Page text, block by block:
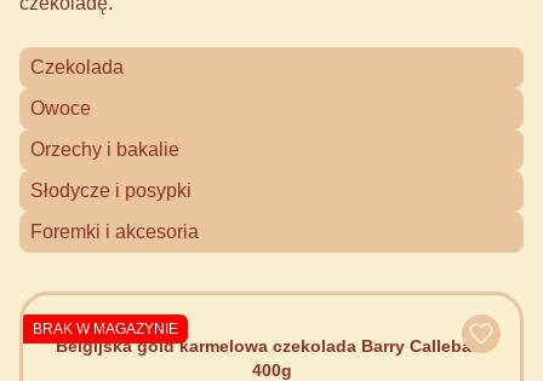
Czekolada
Owoce
Orzechy i bakalie
Słodycze i posypki
Foremki i akcesoria
BRAK W MAGAZYNIE
Belgijska gold karmelowa czekolada Barry Callebaut
400g